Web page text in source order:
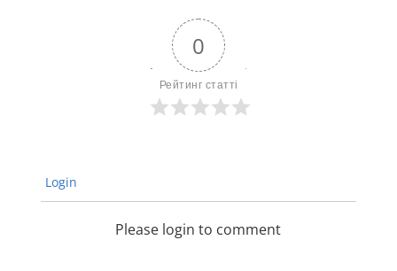
0
Рейтинг статті
Login
Please login to comment